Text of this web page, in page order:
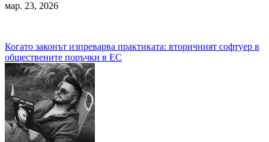
мар. 23, 2026
Навигация
Когато законът изпреварва практиката: вторичният софтуер в
обществените поръчки в ЕС